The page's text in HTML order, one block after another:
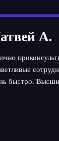
А.
быстро.